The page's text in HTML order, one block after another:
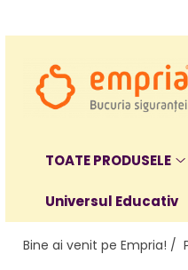
Protectii pat
Aparatori laterale patut bebe
Protectii mobilier
Protectie colturi mobila
TOATE PRODUSELE
Universul Educativ
Bine ai venit pe Empria! /